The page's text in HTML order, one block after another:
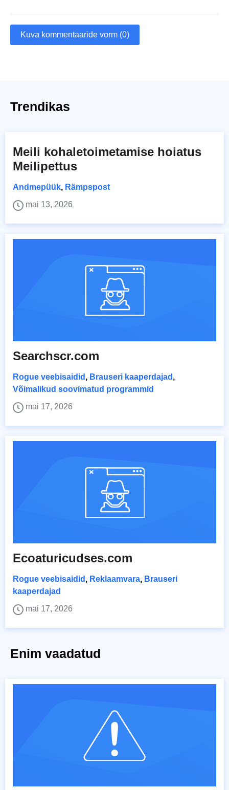
Kuva kommentaaride vorm (0)
Trendikas
Meili kohaletoimetamise hoiatus
Meilipettus
Andmepüük, Rämpspost
mai 13, 2026
Searchscr.com
Rogue veebisaidid , Brauseri kaaperdajad ,
Võimalikud soovimatud programmid
mai 17, 2026
Ecoaturicudses.com
Rogue veebisaidid , Reklaamvara, Brauseri
kaaperdajad
mai 17, 2026
Enim vaadatud